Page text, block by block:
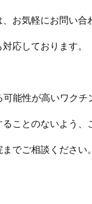
お気軽にお問い
応しております。
能性が高いワクチ
ことのないよう、
でご相談ください。